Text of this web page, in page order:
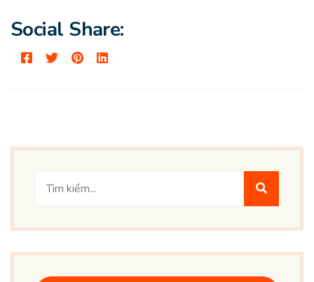
Social Share: